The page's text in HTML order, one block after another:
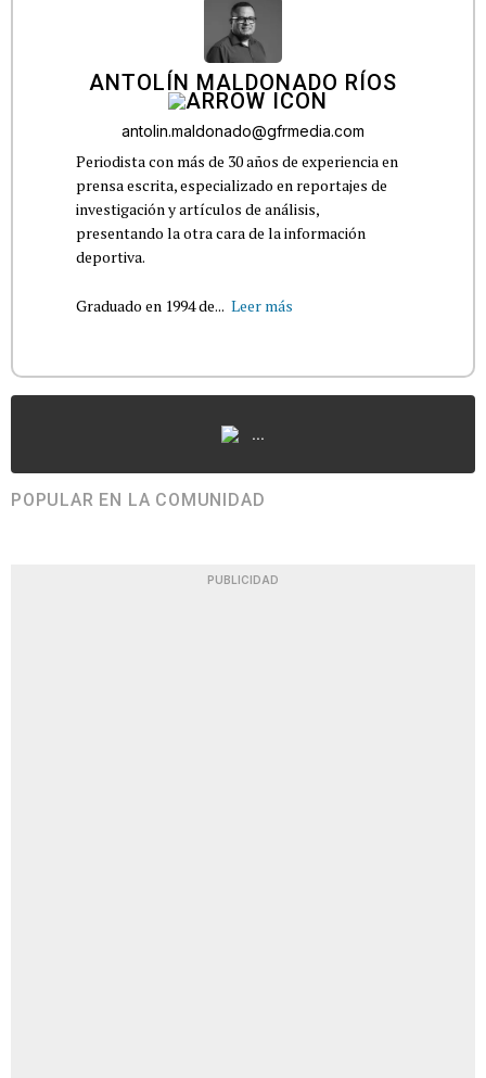
ANTOLÍN MALDONADO RÍOS
antolin.maldonado@gfrmedia.com
Periodista con más de 30 años de experiencia en
prensa escrita, especializado en reportajes de
investigación y artículos de análisis,
presentando la otra cara de la información
deportiva.
Graduado en 1994 de... Leer más
...
POPULAR EN LA COMUNIDAD
PUBLICIDAD